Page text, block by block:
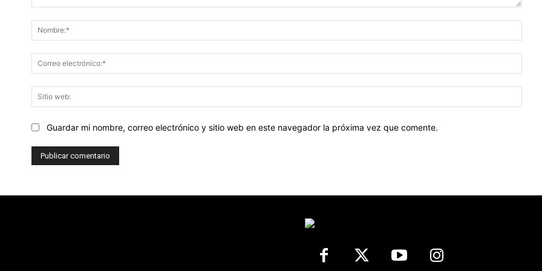
web:
Guardar mi nombre, correo electrónico y sitio web en este navegador la próxima vez que comente.